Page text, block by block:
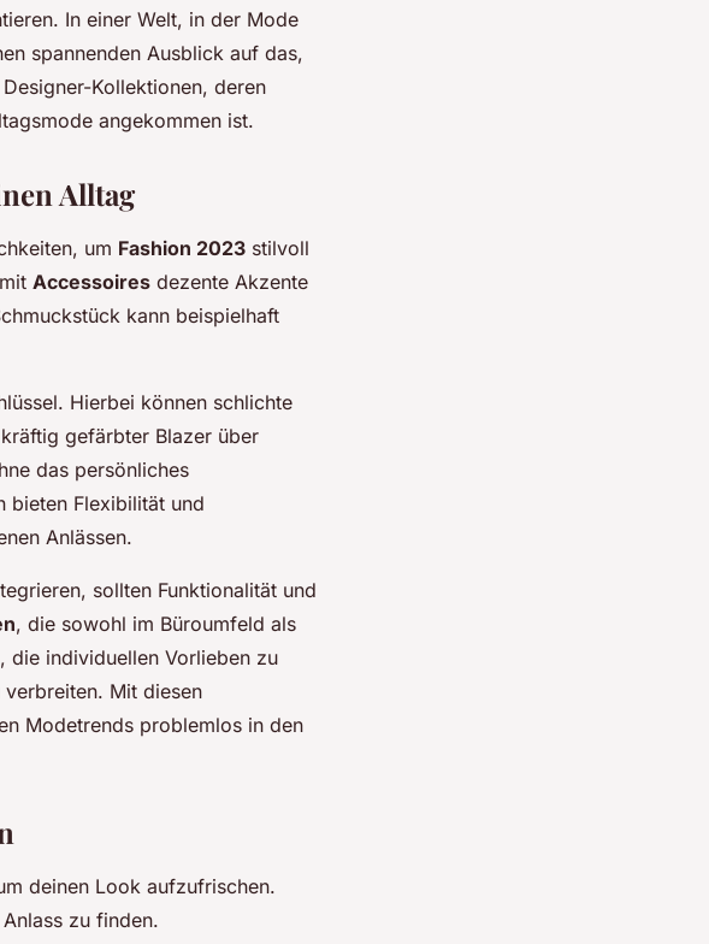
In einer Welt, in der Mode
spannenden Ausblick auf das,
Kollektionen, deren
angekommen ist.
Alltag
um Fashion 2023 stilvoll
Accessoires dezente Akzente
kann beispielhaft
Hierbei können schlichte
gefärbter Blazer über
das persönliches
bieten Flexibilität und
Anlässen.
sollten Funktionalität und
, die sowohl im Büroumfeld als
die individuellen Vorlieben zu
Mit diesen
Modetrends problemlos in den
deinen Look aufzufrischen.
zu finden.